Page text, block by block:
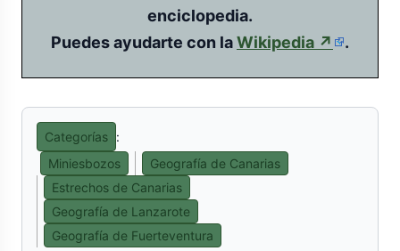
externo)
enciclopedia.
Puedes ayudarte con laWikipedia ↗ (enlace
.
Categorías :
Miniesbozos
Geografía de Canarias
Estrechos de Canarias
Geografía de Lanzarote
Geografía de Fuerteventura